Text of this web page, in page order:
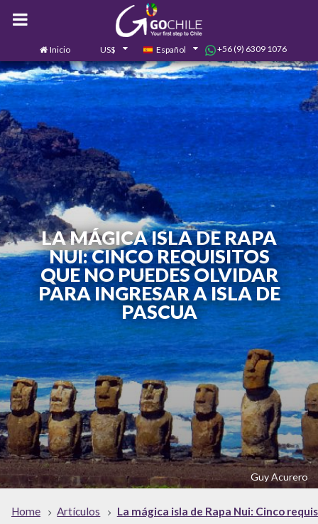
Inicio US$ Español +56 (9) 6309 1076
Contáctanos 0
LA MÁGICA ISLA DE RAPA
NUI: CINCO REQUISITOS
QUE NO PUEDES OLVIDAR
PARA INGRESAR A ISLA DE
PASCUA
Guy Acurero
Home Artículos La mágica isla de Rapa Nui: Cinco